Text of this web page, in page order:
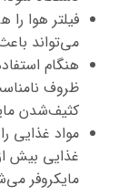
فیلتر هوا
می‌تواند
هنگام
ظروف
کثیف‌شدن
مواد غذایی
غذایی بیش
مایکروفر